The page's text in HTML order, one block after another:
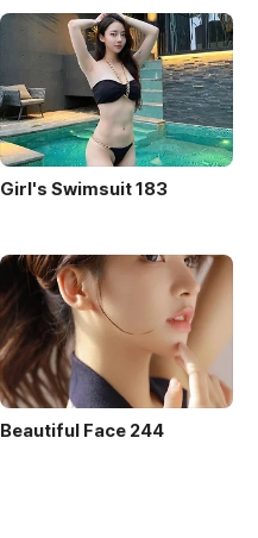
Girl's Swimsuit 183
Beautiful Face 244